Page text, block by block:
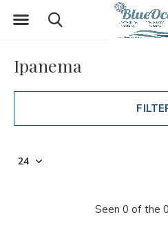
Ipanema
Seen 0 of the